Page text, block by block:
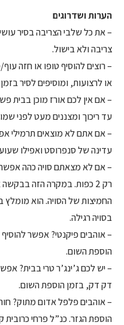
הערות ושדרוגים
– את כל שלבי הצריבה בסיר
צריבה ולא בישול.
– רוצים להוסיף טופו או חזה
או לרצועות, ומוסיפים לסיר
עד ריכוך ומצננים מעט לפני
– אם אתם לא מוצאים תרמילי
עדינה של סנפרוסט ואפילו
– אם לא מצאתם סויה כהה
רק 2 כפות. במקרה הזה
החמיצות של הסויה. הוא
בסויה רגילה.
– אוהבים פיקנטי? אפשר
הוספת השום.
דק דק, בזמן הוספת השום.
– אוהבים פלפל אדום מתוק?
הוספת הגזר. כנ”ל פרחי כרובית